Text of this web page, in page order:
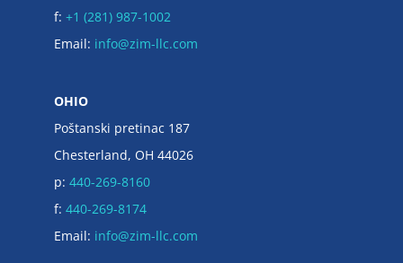
f: +1 (281) 987-1002
Email: info@zim-llc.com
OHIO
Poštanski pretinac 187
Chesterland, OH 44026
p: 440-269-8160
f: 440-269-8174
Email: info@zim-llc.com